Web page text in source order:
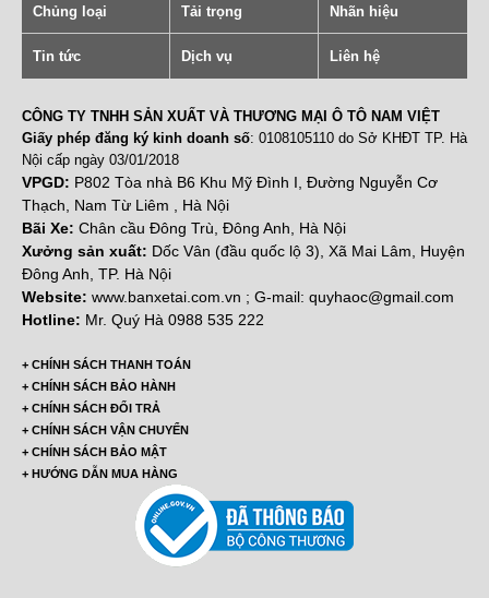
Chủng loại Tải trọng Nhãn hiệu
Tin tức Dịch vụ Liên hệ
CÔNG TY TNHH SẢN XUẤT VÀ THƯƠNG MẠI Ô TÔ NAM VIỆT
Giấy phép đăng ký kinh doanh số: 0108105110 do Sở KHĐT TP. Hà
Nội cấp ngày 03/01/2018
VPGD: P802 Tòa nhà B6 Khu Mỹ Đình I, Đường Nguyễn Cơ
Thạch, Nam Từ Liêm , Hà Nội
Bãi Xe: Chân cầu Đông Trù, Đông Anh, Hà Nội
Xưởng sản xuất: Dốc Vân (đầu quốc lộ 3), Xã Mai Lâm, Huyện
Đông Anh, TP. Hà Nội
Website: www.banxetai.com.vn ; G-mail: quyhaoc@gmail.com
Hotline: Mr. Quý Hà 0988 535 222
+ CHÍNH SÁCH THANH TOÁN
+ CHÍNH SÁCH BẢO HÀNH
+ CHÍNH SÁCH ĐỔI TRẢ
+ CHÍNH SÁCH VẬN CHUYỂN
+ CHÍNH SÁCH BẢO MẬT
+ HƯỚNG DẪN MUA HÀNG